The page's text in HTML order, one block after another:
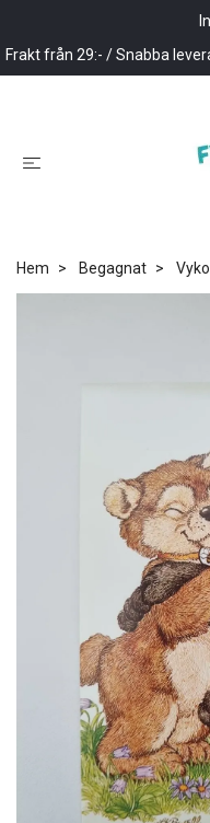
Frakt från 29:- / Snabba
Hem Begagnat